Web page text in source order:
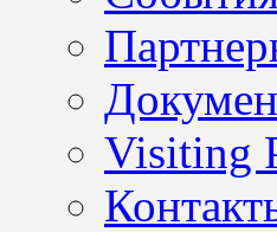
Visiting